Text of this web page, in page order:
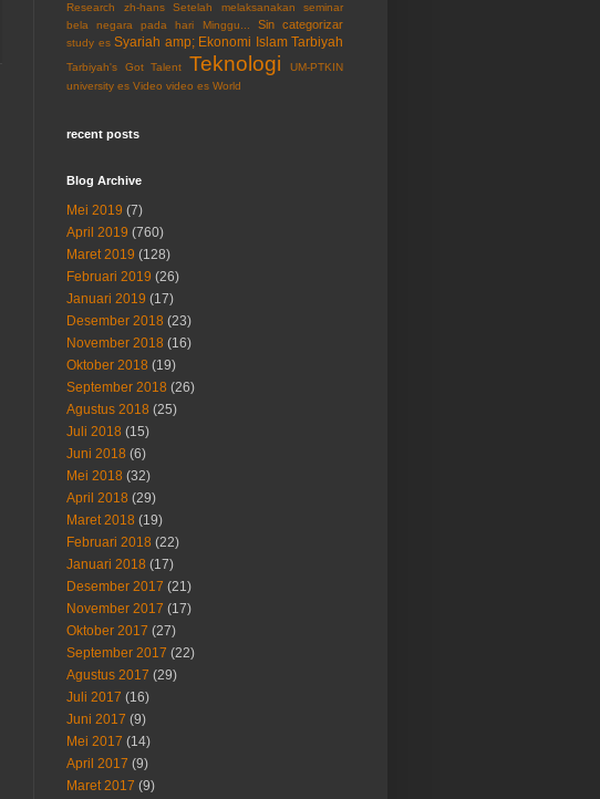
Research zh-hans
Setelah melaksanakan seminar
bela negara pada hari Minggu...
Sin categorizar
study es Syariah amp; Ekonomi Islam Tarbiyah
Tarbiyah's Got Talent Teknologi
UM-PTKIN
university es Video video es World
recent posts
Blog Archive
Mei 2019 (7)
April 2019 (760)
Maret 2019 (128)
Februari 2019 (26)
Januari 2019 (17)
Desember 2018 (23)
November 2018 (16)
Oktober 2018 (19)
September 2018 (26)
Agustus 2018 (25)
Juli 2018 (15)
Juni 2018 (6)
Mei 2018 (32)
April 2018 (29)
Maret 2018 (19)
Februari 2018 (22)
Januari 2018 (17)
Desember 2017 (21)
November 2017 (17)
Oktober 2017 (27)
September 2017 (22)
Agustus 2017 (29)
Juli 2017 (16)
Juni 2017 (9)
Mei 2017 (14)
April 2017 (9)
Maret 2017 (9)